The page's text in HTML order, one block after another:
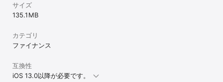
はもちろん、逆指値付通常注文や買い注文と売り注文を同時に発注
できる「セット注文」にも対応しています。外出先から約定確認、
らの注文も即注文画面に遷移＆値段も自動入力できます。
■シンプル注文
取引に対応しています。現引現渡取引や逆指値注文、セット注文に
は対応していません。
サイズ
135.1 MB
カテゴリ
ファイナンス
互換性
iOS 13.0以降が必要です。